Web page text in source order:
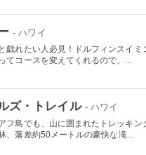
- ハワイ
戯れたい人必見！ドルフィンスイ
てコースを変えてくれるので、...
ズ・トレイル - ハワイ
フ島でも、山に囲まれたトレッキ
、落差約50メートルの豪快な滝...